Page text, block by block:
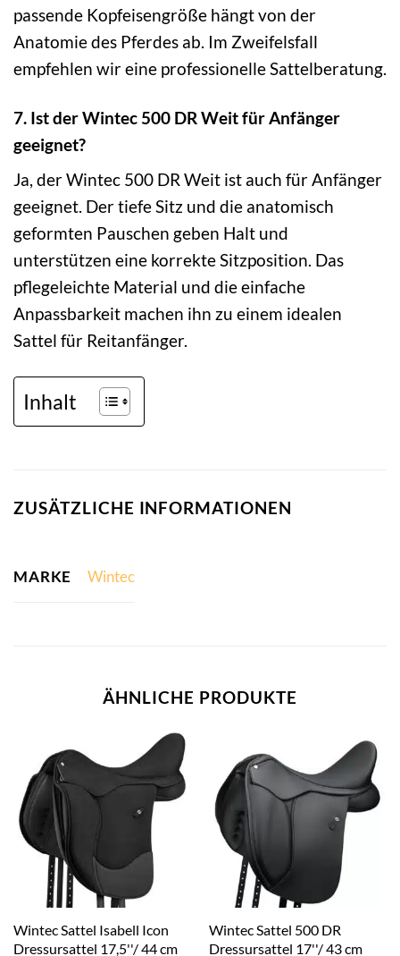
passende Kopfeisengröße hängt von der
Anatomie des Pferdes ab. Im Zweifelsfall
empfehlen wir eine professionelle Sattelberatung.
7. Ist der Wintec 500 DR Weit für Anfänger
geeignet?
Ja, der Wintec 500 DR Weit ist auch für Anfänger
geeignet. Der tiefe Sitz und die anatomisch
geformten Pauschen geben Halt und
unterstützen eine korrekte Sitzposition. Das
pflegeleichte Material und die einfache
Anpassbarkeit machen ihn zu einem idealen
Sattel für Reitanfänger.
Inhalt
ZUSÄTZLICHE INFORMATIONEN
MARKE Wintec
ÄHNLICHE PRODUKTE
Wintec Sattel Isabell Icon
Dressursattel 17,5''/ 44 cm
Wintec Sattel 500 DR
Dressursattel 17''/ 43 cm